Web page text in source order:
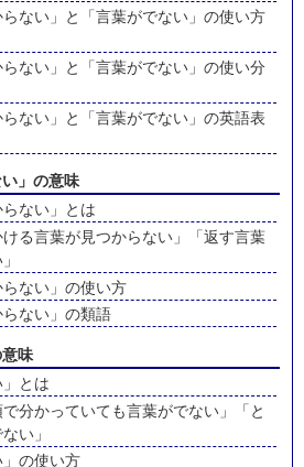
らない」と「言葉がでない」の使い方
らない」と「言葉がでない」の使い分
らない」と「言葉がでない」の英語表
い」の意味
らない」とは
る言葉が見つからない」「返す言葉
らない」の使い方
らない」の類語
意味
」とは
分かっていても言葉がでない」「と
い」
」の使い方